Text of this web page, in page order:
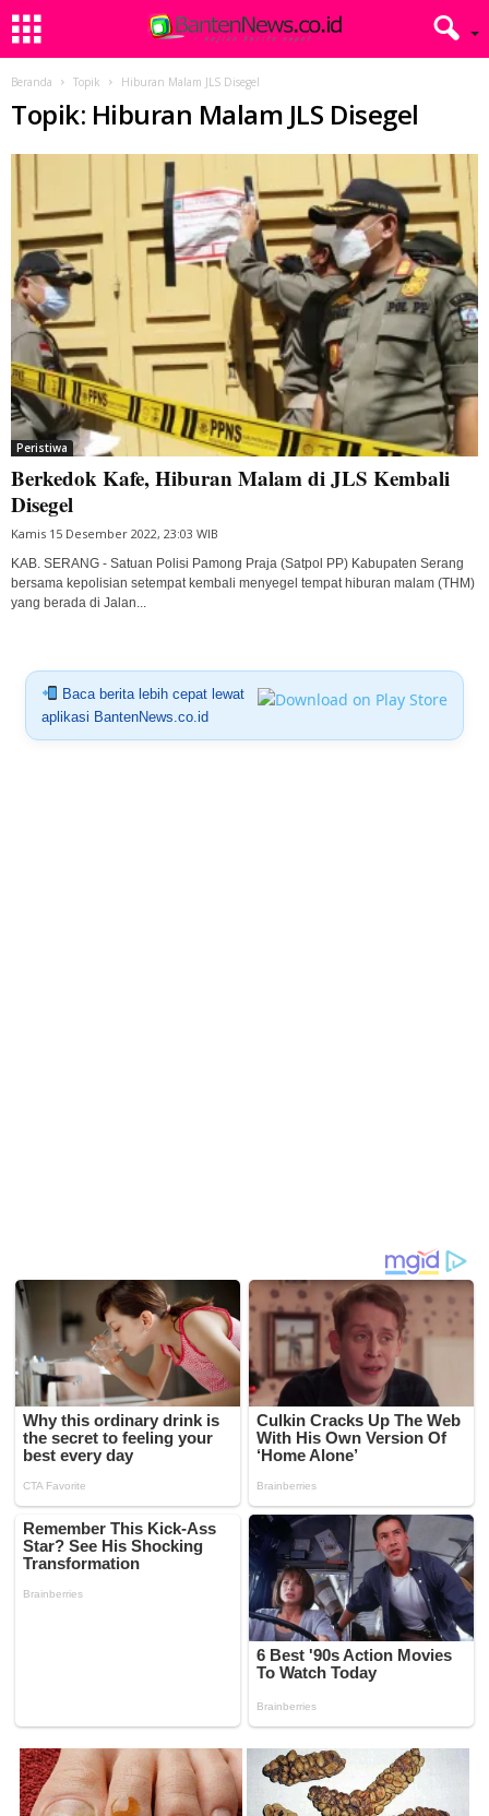
Beranda Topik Hiburan Malam JLS Disegel
Topik: Hiburan Malam JLS Disegel
Peristiwa
Berkedok Kafe, Hiburan Malam di JLS Kembali
Disegel
Kamis 15 Desember 2022, 23:03 WIB
KAB. SERANG - Satuan Polisi Pamong Praja (Satpol PP) Kabupaten Serang
bersama kepolisian setempat kembali menyegel tempat hiburan malam (THM)
yang berada di Jalan...
Baca berita lebih cepat lewat
aplikasi BantenNews.co.id